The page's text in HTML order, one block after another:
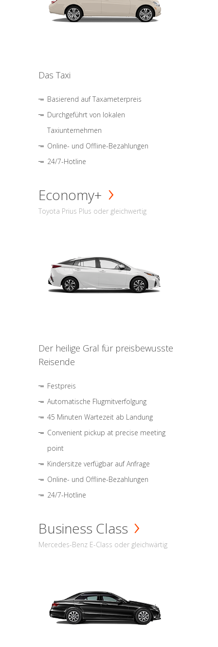
Das Taxi
Basierend auf Taxameterpreis
Durchgeführt von lokalen
Taxiunternehmen
Online- und Offline-Bezahlungen
24/7-Hotline
Economy+
Toyota Prius Plus oder gleichwertig
Der heilige Gral für preisbewusste
Reisende
Festpreis
Automatische Flugmitverfolgung
45 Minuten Wartezeit ab Landung
Convenient pickup at precise meeting
point
Kindersitze verfügbar auf Anfrage
Online- und Offline-Bezahlungen
24/7-Hotline
Business Class
Mercedes-Benz E-Class oder gleichwärtig